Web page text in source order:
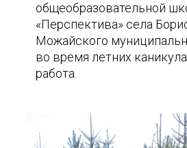
общеобразовательной
«Перспектива» села
Можайского
во время летних
работа.